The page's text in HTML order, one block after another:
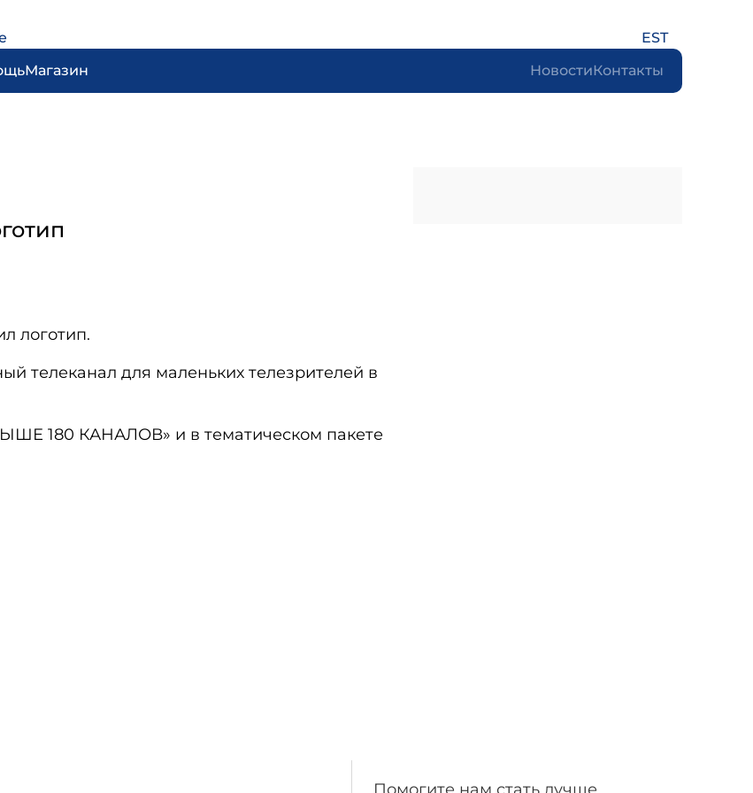
EST
Магазин НовостиКонтакты
логотип.
телеканал для маленьких телезрителей в
180 КАНАЛОВ» и в тематическом пакете